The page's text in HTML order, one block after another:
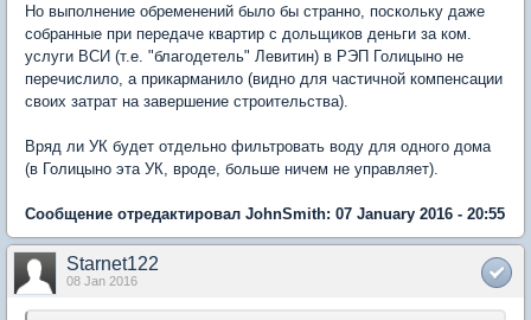
Но выполнение обременений было бы странно, поскольку даже
собранные при передаче квартир с дольщиков деньги за ком.
услуги ВСИ (т.е. "благодетель" Левитин) в РЭП Голицыно не
перечислило, а прикарманило (видно для частичной компенсации
своих затрат на завершение строительства).
Вряд ли УК будет отдельно фильтровать воду для одного дома
(в Голицыно эта УК, вроде, больше ничем не управляет).
Сообщение отредактировал JohnSmith: 07 January 2016 - 20:55
Starnet122
08 Jan 2016